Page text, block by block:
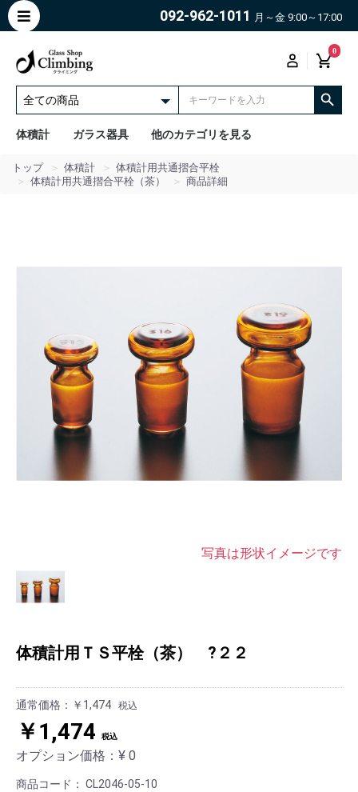
092-962-1011 月～金 9:00～17:00
0
体積計 ガラス器具 他のカテゴリを見る
トップ 体積計
体積計用共通摺合平栓
体積計用共通摺合平栓（茶）
商品詳細
写真は形状イメージです
体積計用ＴＳ平栓（茶） ?２２
通常価格：￥1,474 税込
￥1,474 税込
オプション価格：¥ 0
商品コード： CL2046-05-10